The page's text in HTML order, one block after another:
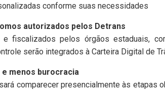
conforme suas necessidades
autorizados pelos Detrans
e fiscalizados pelos órgãos estaduais,
serão integrados à Carteira Digital de
menos burocracia
comparecer presencialmente às etapas